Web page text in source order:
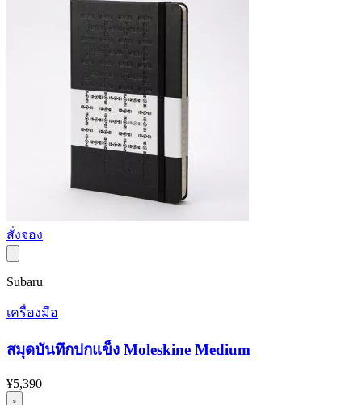
สั่งจอง
Subaru
เครื่องมือ
สมุดบันทึกปกแข็ง Moleskine Medium
¥5,390